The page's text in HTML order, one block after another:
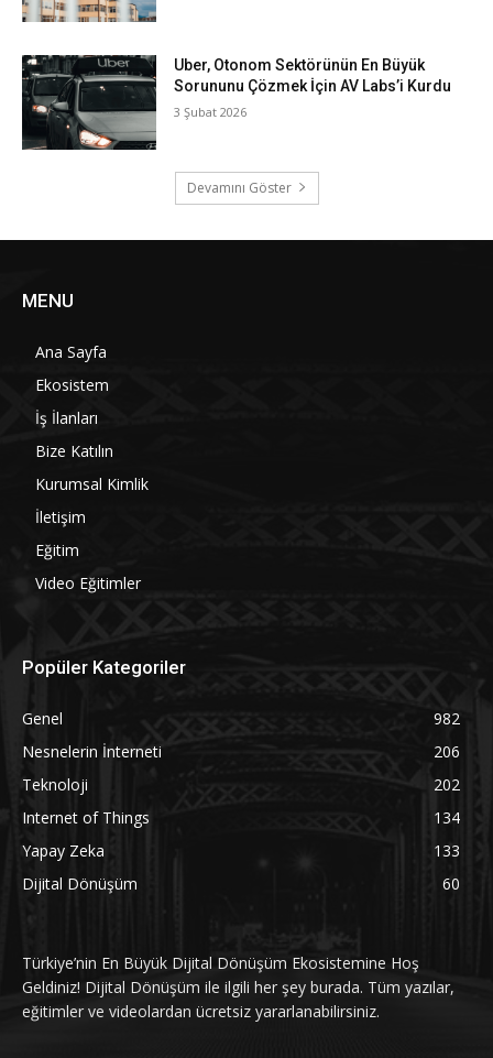
Uber, Otonom Sektörünün En Büyük
Sorununu Çözmek İçin AV Labs’i Kurdu
3 Şubat 2026
Devamını Göster
MENU
Ana Sayfa
Ekosistem
İş İlanları
Bize Katılın
Kurumsal Kimlik
İletişim
Eğitim
Video Eğitimler
Popüler Kategoriler
Genel
982
Nesnelerin İnterneti
206
Teknoloji
202
Internet of Things
134
Yapay Zeka
133
Dijital Dönüşüm
60
Türkiye’nin En Büyük Dijital Dönüşüm Ekosistemine Hoş
Geldiniz! Dijital Dönüşüm ile ilgili her şey burada. Tüm yazılar,
eğitimler ve videolardan ücretsiz yararlanabilirsiniz.